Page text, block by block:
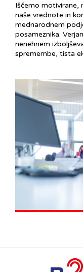
Iščemo motivirane,
naše vrednote in
mednarodnem
posameznika.
nenehnem
spremembe, tista